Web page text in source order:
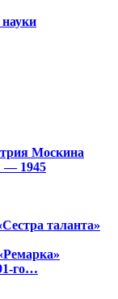
Москина
— 1945
таланта»
го…